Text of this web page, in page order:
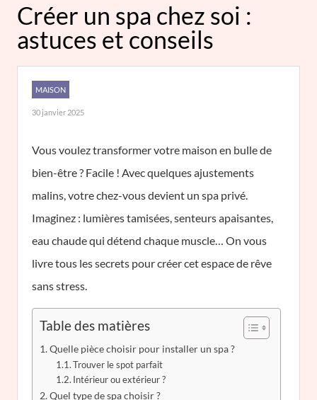
Créer un spa chez soi :
astuces et conseils
MAISON
30 janvier 2025
Vous voulez transformer votre maison en bulle de
bien-être ? Facile ! Avec quelques ajustements
malins, votre chez-vous devient un spa privé.
Imaginez : lumières tamisées, senteurs apaisantes,
eau chaude qui détend chaque muscle… On vous
livre tous les secrets pour créer cet espace de rêve
sans stress.
Table des matières
Quelle pièce choisir pour installer un spa ?
Trouver le spot parfait
Intérieur ou extérieur ?
Quel type de spa choisir ?